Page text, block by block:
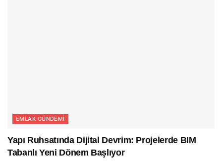
EMLAK GÜNDEMI
Yapı Ruhsatında Dijital Devrim: Projelerde BIM
Tabanlı Yeni Dönem Başlıyor